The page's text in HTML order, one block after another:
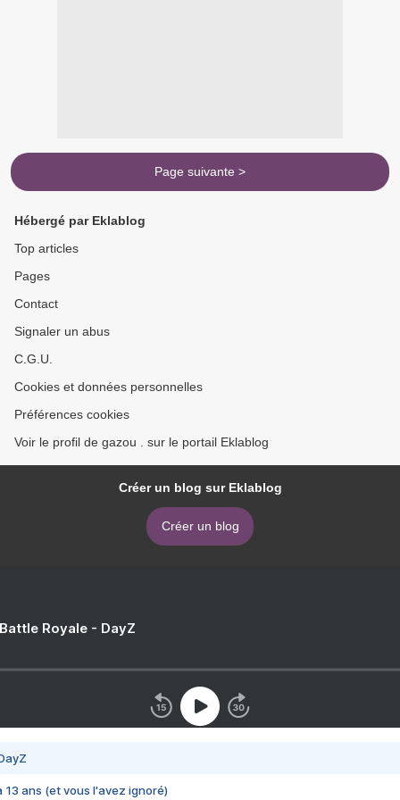
Page suivante >
Hébergé par Eklablog
Top articles
Pages
Contact
Signaler un abus
C.G.U.
Cookies et données personnelles
Préférences cookies
Voir le profil de gazou . sur le portail Eklablog
Créer un blog sur Eklablog
Créer un blog
Royale - DayZ
13 ans (et vous l'avez ignoré)